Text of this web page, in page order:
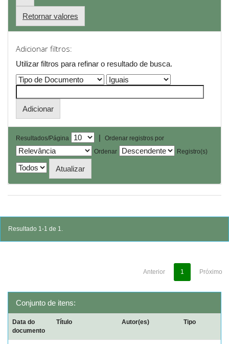
Retornar valores
Adicionar filtros:
Utilizar filtros para refinar o resultado de busca.
Resultados/Página |
Ordenar registros por
Ordenar
Registro(s)
Resultado 1-1 de 1.
Anterior 1 Próximo
Conjunto de itens:
Data do
documento
Título Autor(es) Tipo